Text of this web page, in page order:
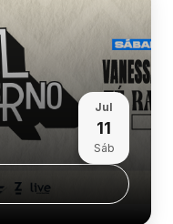
Jul
11
Sáb